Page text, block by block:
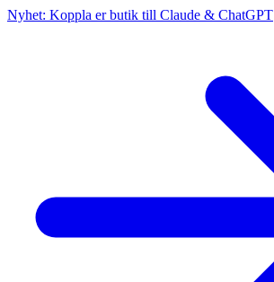
Nyhet: Koppla er butik till Claude & ChatGPT